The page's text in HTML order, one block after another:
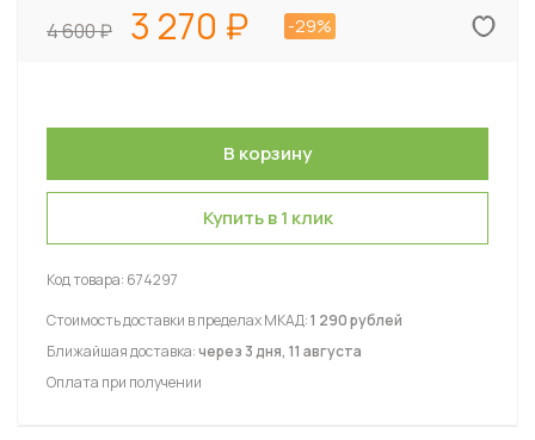
4 600 3 270 -29%
Купить в 1 клик
Код товара: 674297
Стоимость доставки в пределах МКАД:1 290 рублей
Ближайшая доставка:через 3 дня, 11 августа
Оплата при получении